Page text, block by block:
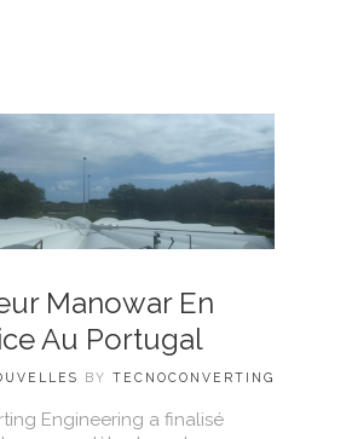
Manowar En
Au Portugal
BY TECNOCONVERTING
Engineering a finalisé